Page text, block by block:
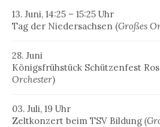
13. Juni, 14:25 – 15:25 Uhr
Tag der Niedersachsen (Großes
28. Juni
Königsfrühstück Schützenfest
Orchester)
03. Juli, 19 Uhr
Zeltkonzert beim TSV Bildung